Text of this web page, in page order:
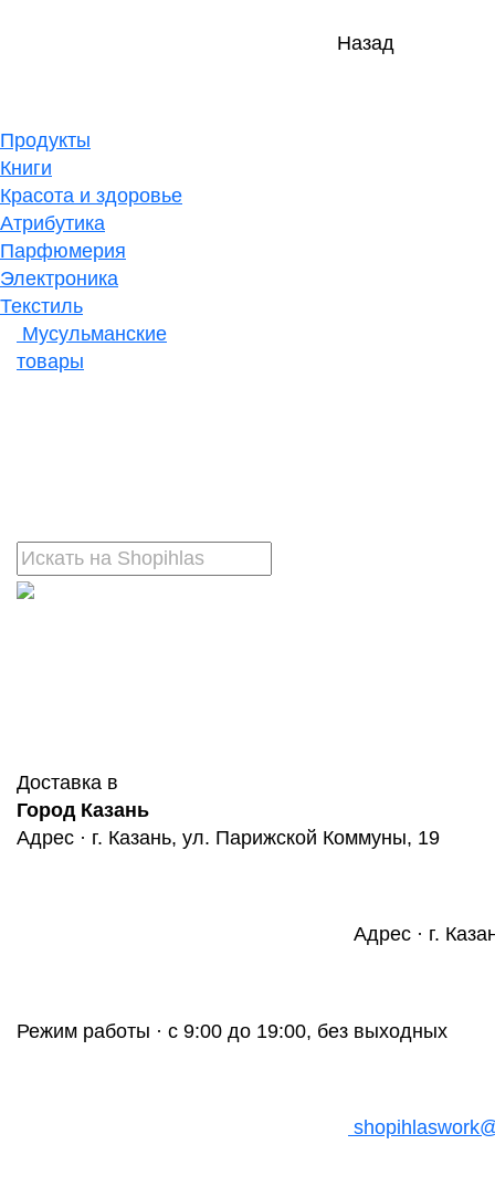
Назад
Продукты
Книги
Красота и здоровье
Атрибутика
Парфюмерия
Электроника
Текстиль
Мусульманские
товары
Доставка в
Город Казань
Адрес · г. Казань, ул. Парижской Коммуны, 19
Адрес · г.
Режим работы · с 9:00 до 19:00, без выходных